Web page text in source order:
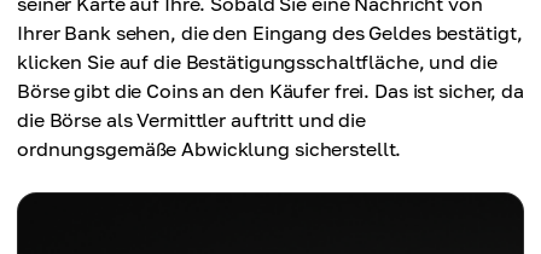
Ihrer Bank sehen, die den Eingang des Geldes bestätigt,
klicken Sie auf die Bestätigungsschaltfläche, und die
Börse gibt die Coins an den Käufer frei. Das ist sicher, da
die Börse als Vermittler auftritt und die
ordnungsgemäße Abwicklung sicherstellt.